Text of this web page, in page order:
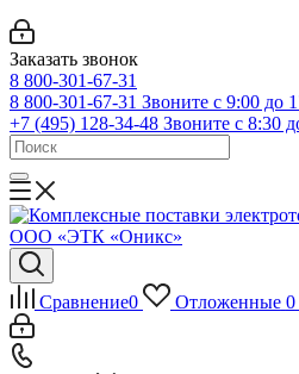
Заказать звонок
8 800-301-67-31
8 800-301-67-31 Звоните с 9:00 до
+7 (495) 128-34-48 Звоните с 8:30
Сравнение0 Отложенные 0